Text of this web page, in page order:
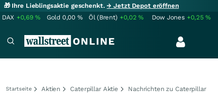
🎁 Ihre Lieblingsaktie geschenkt.→ Jetzt Depot eröffnen
DAX +0,69% Gold 0,00 % Öl (Brent) +0,02% Dow Jones +0,25%
Startseite Aktien Caterpillar Aktie Nachrichten zu Caterpillar